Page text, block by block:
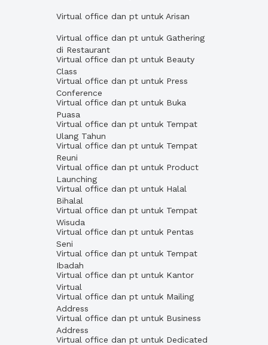
Virtual office dan pt untuk Arisan
Virtual office dan pt untuk Gathering
di Restaurant
Virtual office dan pt untuk Beauty
Class
Virtual office dan pt untuk Press
Conference
Virtual office dan pt untuk Buka
Puasa
Virtual office dan pt untuk Tempat
Ulang Tahun
Virtual office dan pt untuk Tempat
Reuni
Virtual office dan pt untuk Product
Launching
Virtual office dan pt untuk Halal
Bihalal
Virtual office dan pt untuk Tempat
Wisuda
Virtual office dan pt untuk Pentas
Seni
Virtual office dan pt untuk Tempat
Ibadah
Virtual office dan pt untuk Kantor
Virtual
Virtual office dan pt untuk Mailing
Address
Virtual office dan pt untuk Business
Address
Virtual office dan pt untuk Dedicated